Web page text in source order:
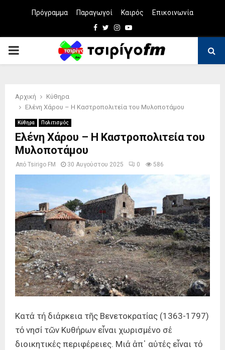
Πρόγραμμα Παραγωγοί Καιρός
Επικοινωνία
Facebook
TwitterInstagram
Youtube
PRIMARY
Αρχική
Κύθηρα
Ελένη Χάρου – Η Καστροπολιτεία του Μυλοποτάμου
Κύθηρα Πολιτισμός
Ελένη Χάρου – Η Καστροπολιτεία του
Μυλοποτάμου
Από Tsirigo FM 30 Αυγούστου 2025 0 586
Κατά τή διάρκεια τῆς Βενετοκρατίας (1363-1797)
τό νησί τῶν Κυθήρων εἶναι χωρισμένο σέ
διοικητικές περιφέρειες. Μιά ἀπ᾿ αὐτές εἶναι τό